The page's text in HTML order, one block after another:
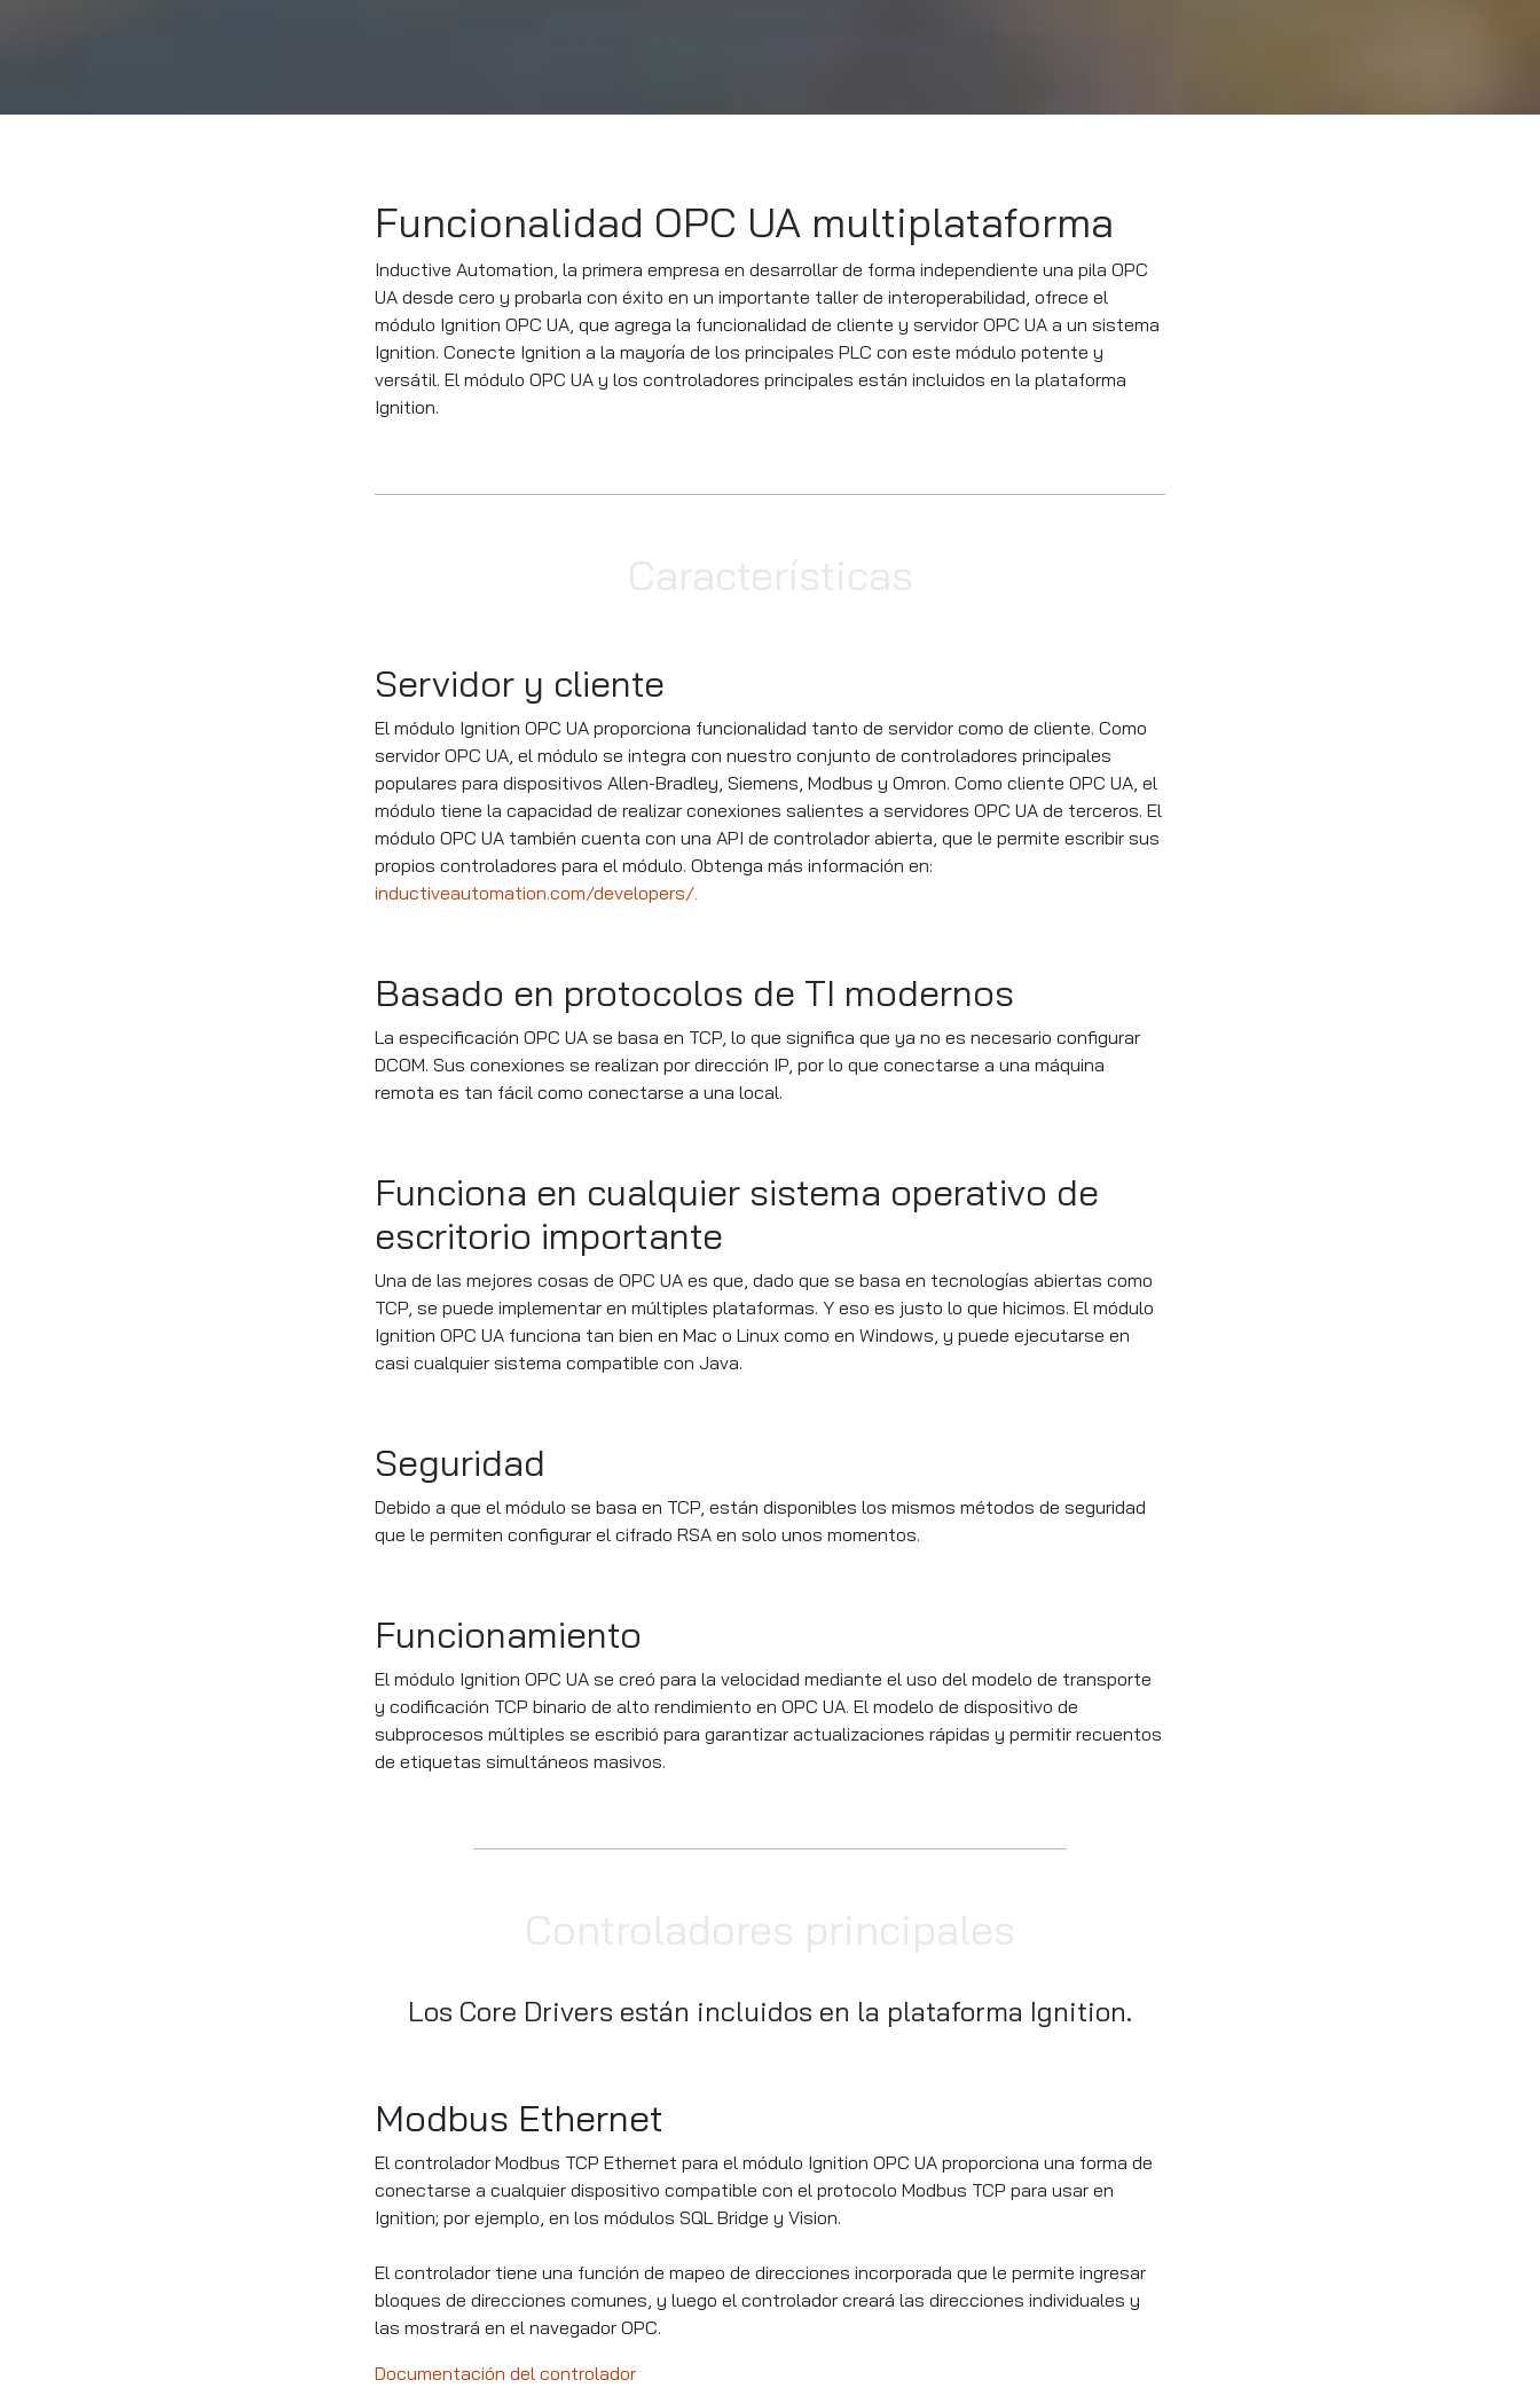
Funcionalidad OPC UA multiplataforma
Inductive Automation, la primera empresa en desarrollar de forma independiente una pila OPC
UA desde cero y probarla con éxito en un importante taller de interoperabilidad, ofrece el
módulo Ignition OPC UA, que agrega la funcionalidad de cliente y servidor OPC UA a un sistema
Ignition. Conecte Ignition a la mayoría de los principales PLC con este módulo potente y
versátil. El módulo OPC UA y los controladores principales están incluidos en la plataforma
Ignition.
Características
Servidor y cliente
El módulo Ignition OPC UA proporciona funcionalidad tanto de servidor como de cliente. Como
servidor OPC UA, el módulo se integra con nuestro conjunto de controladores principales
populares para dispositivos Allen-Bradley, Siemens, Modbus y Omron. Como cliente OPC UA, el
módulo tiene la capacidad de realizar conexiones salientes a servidores OPC UA de terceros. El
módulo OPC UA también cuenta con una API de controlador abierta, que le permite escribir sus
propios controladores para el módulo. Obtenga más información en:
inductiveautomation.com/developers/.
Basado en protocolos de TI modernos
La especificación OPC UA se basa en TCP, lo que significa que ya no es necesario configurar
DCOM. Sus conexiones se realizan por dirección IP, por lo que conectarse a una máquina
remota es tan fácil como conectarse a una local.
Funciona en cualquier sistema operativo de
escritorio importante
Una de las mejores cosas de OPC UA es que, dado que se basa en tecnologías abiertas como
TCP, se puede implementar en múltiples plataformas. Y eso es justo lo que hicimos. El módulo
Ignition OPC UA funciona tan bien en Mac o Linux como en Windows, y puede ejecutarse en
casi cualquier sistema compatible con Java.
Seguridad
Debido a que el módulo se basa en TCP, están disponibles los mismos métodos de seguridad
que le permiten configurar el cifrado RSA en solo unos momentos.
Funcionamiento
El módulo Ignition OPC UA se creó para la velocidad mediante el uso del modelo de transporte
y codificación TCP binario de alto rendimiento en OPC UA. El modelo de dispositivo de
subprocesos múltiples se escribió para garantizar actualizaciones rápidas y permitir recuentos
de etiquetas simultáneos masivos.
Controladores principales
Los Core Drivers están incluidos en la plataforma Ignition.
Modbus Ethernet
El controlador Modbus TCP Ethernet para el módulo Ignition OPC UA proporciona una forma de
conectarse a cualquier dispositivo compatible con el protocolo Modbus TCP para usar en
Ignition; por ejemplo, en los módulos SQL Bridge y Vision.
El controlador tiene una función de mapeo de direcciones incorporada que le permite ingresar
bloques de direcciones comunes, y luego el controlador creará las direcciones individuales y
las mostrará en el navegador OPC.
Documentación del controlador